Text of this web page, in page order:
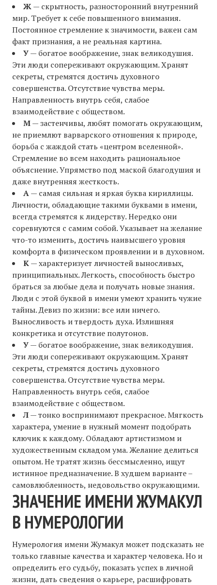
Ж— скрытность, разносторонний внутренний
мир. Требует к себе повышенного внимания.
Постоянное стремление к значимости, важен сам
факт признания, а не реальная картина.
У— богатое воображение, знак великодушия.
Эти люди сопереживают окружающим. Хранят
секреты, стремятся достичь духовного
совершенства. Отсутствие чувства меры.
Направленность внутрь себя, слабое
взаимодействие с обществом.
М— застенчивы, любят помогать окружающим,
не приемлют варварского отношения к природе,
борьба с жаждой стать «центром вселенной».
Стремление во всем находить рациональное
объяснение. Упрямство под маской благодушия и
даже внутренняя жесткость.
А— самая сильная и яркая буква кириллицы.
Личности, обладающие такими буквами в имени,
всегда стремятся к лидерству. Нередко они
соревнуются с самим собой. Указывает на желание
что-то изменить, достичь наивысшего уровня
комфорта в физическом проявлении и в духовном.
К— характеризует личностей выносливых,
принципиальных. Легкость, способность быстро
браться за любые дела и получать новые знания.
Люди с этой буквой в имени умеют хранить чужие
тайны. Девиз по жизни: все или ничего.
Выносливость и твердость духа. Излишняя
конкретика и отсутствие полутонов.
У— богатое воображение, знак великодушия.
Эти люди сопереживают окружающим. Хранят
секреты, стремятся достичь духовного
совершенства. Отсутствие чувства меры.
Направленность внутрь себя, слабое
взаимодействие с обществом.
Л— тонко воспринимают прекрасное. Мягкость
характера, умение в нужный момент подобрать
ключик к каждому. Обладают артистизмом и
художественным складом ума. Желание делиться
опытом. Не тратят жизнь бессмысленно, ищут
истинное предназначение. В худшем варианте –
самовлюбленность, недовольство окружающими.
ЗНАЧЕНИЕ ИМЕНИ ЖУМАКУЛ
В НУМЕРОЛОГИИ
Нумерология имени Жумакул может подсказать не
только главные качества и характер человека. Но и
определить его судьбу, показать успех в личной
жизни, дать сведения о карьере, расшифровать